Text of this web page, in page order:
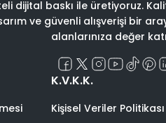
dijital baskı ile üretiyoruz.
ve güvenli alışverişi bir
alanlarınıza değer
K.V.K.K.
Kişisel Veriler Politikası